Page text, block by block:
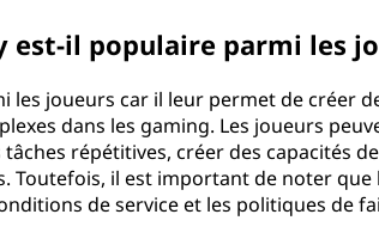
est-il populaire parmi les
les joueurs car il leur permet de créer
dans les gaming. Les joueurs
répétitives, créer des capacités
Toutefois, il est important de noter
de service et les politiques de